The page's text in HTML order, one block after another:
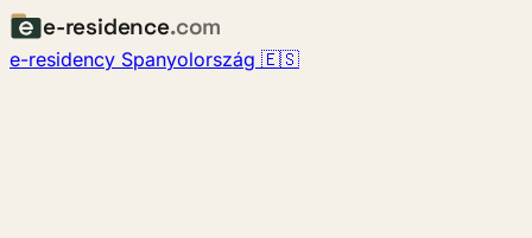
e-residence.com
e-residency Spanyolország 🇪🇸